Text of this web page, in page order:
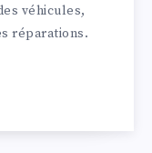
véhicules,
réparations.